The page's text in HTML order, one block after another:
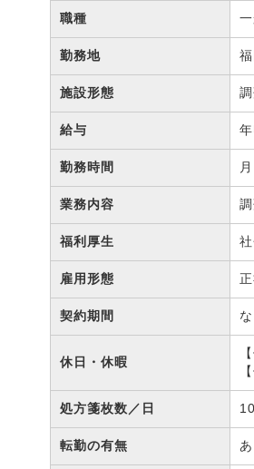
職種
勤務地
施設形態
給与
勤務時間
業務内容
福利厚生
雇用形態
契約期間
休日・休暇
処方箋枚数／日
転勤の有無